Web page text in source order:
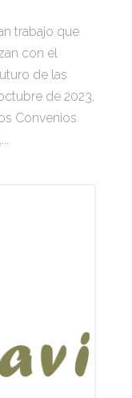
trabajo que
con el
de las
de 2023,
Convenios